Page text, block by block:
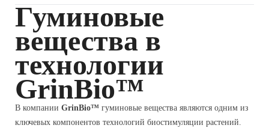
Гуминовые
вещества в
технологии
GrinBio™
В компании GrinBio™ гуминовые вещества являются одним из
ключевых компонентов технологий биостимуляции растений.